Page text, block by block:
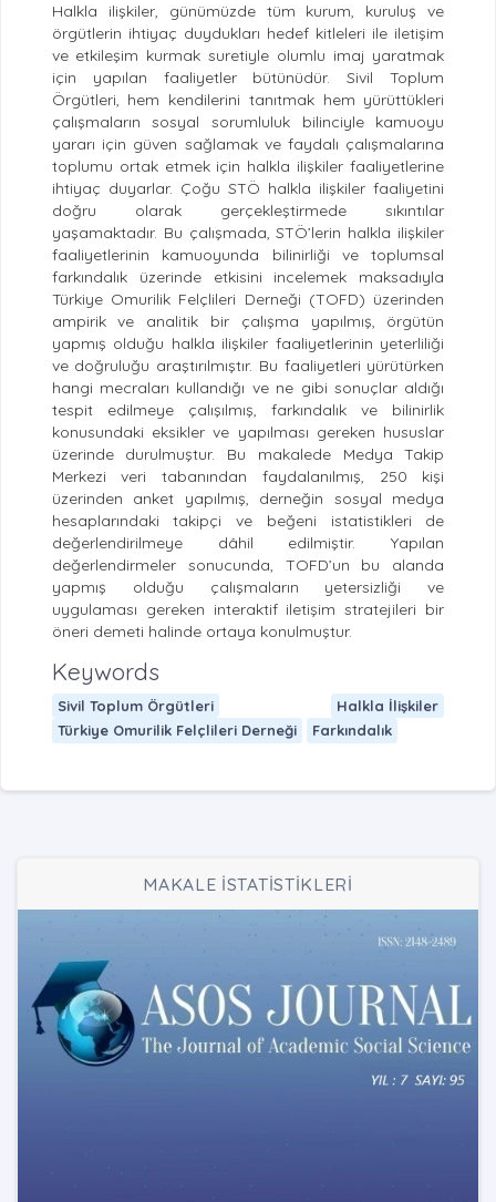
Halkla ilişkiler, günümüzde tüm kurum, kuruluş ve
örgütlerin ihtiyaç duydukları hedef kitleleri ile iletişim
ve etkileşim kurmak suretiyle olumlu imaj yaratmak
için yapılan faaliyetler bütünüdür. Sivil Toplum
Örgütleri, hem kendilerini tanıtmak hem yürüttükleri
çalışmaların sosyal sorumluluk bilinciyle kamuoyu
yararı için güven sağlamak ve faydalı çalışmalarına
toplumu ortak etmek için halkla ilişkiler faaliyetlerine
ihtiyaç duyarlar. Çoğu STÖ halkla ilişkiler faaliyetini
doğru olarak gerçekleştirmede sıkıntılar
yaşamaktadır. Bu çalışmada, STÖ’lerin halkla ilişkiler
faaliyetlerinin kamuoyunda bilinirliği ve toplumsal
farkındalık üzerinde etkisini incelemek maksadıyla
Türkiye Omurilik Felçlileri Derneği (TOFD) üzerinden
ampirik ve analitik bir çalışma yapılmış, örgütün
yapmış olduğu halkla ilişkiler faaliyetlerinin yeterliliği
ve doğruluğu araştırılmıştır. Bu faaliyetleri yürütürken
hangi mecraları kullandığı ve ne gibi sonuçlar aldığı
tespit edilmeye çalışılmış, farkındalık ve bilinirlik
konusundaki eksikler ve yapılması gereken hususlar
üzerinde durulmuştur. Bu makalede Medya Takip
Merkezi veri tabanından faydalanılmış, 250 kişi
üzerinden anket yapılmış, derneğin sosyal medya
hesaplarındaki takipçi ve beğeni istatistikleri de
değerlendirilmeye dâhil edilmiştir. Yapılan
değerlendirmeler sonucunda, TOFD’un bu alanda
yapmış olduğu çalışmaların yetersizliği ve
uygulaması gereken interaktif iletişim stratejileri bir
öneri demeti halinde ortaya konulmuştur.
Keywords
Sivil Toplum Örgütleri
Halkla İlişkiler
Türkiye Omurilik Felçlileri Derneği
Farkındalık
MAKALE İSTATİSTİKLERİ